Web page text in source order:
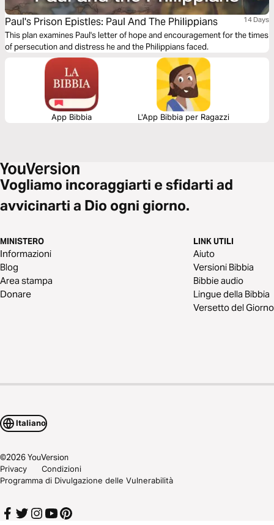
Paul's Prison Epistles: Paul And The Philippians 14 Days
This plan examines Paul's letter of hope and encouragement for the times
of persecution and distress he and the Philippians faced.
App Bibbia L'App Bibbia per Ragazzi
Vogliamo incoraggiarti e sfidarti ad
avvicinarti a Dio ogni giorno.
MINISTERO
Informazioni
Blog
Area stampa
Donare
LINK UTILI
Aiuto
Versioni Bibbia
Bibbie audio
Lingue della Bibbia
Versetto del Giorno
Italiano
©2026YouVersion
Privacy
Condizioni
Programma di Divulgazione delle Vulnerabilità